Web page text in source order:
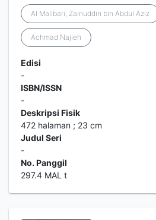
Al Malibari, Zainuddin bin Abdul Aziz
Achmad Najieh
Edisi
-
ISBN/ISSN
-
Deskripsi Fisik
472 halaman ; 23 cm
Judul Seri
-
No. Panggil
297.4 MAL t